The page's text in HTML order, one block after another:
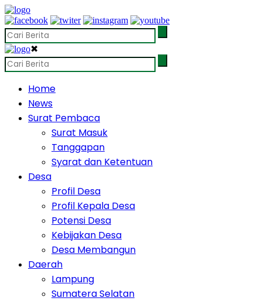
✖
Home
News
Surat Pembaca
Surat Masuk
Tanggapan
Syarat dan Ketentuan
Desa
Profil Desa
Profil Kepala Desa
Potensi Desa
Kebijakan Desa
Desa Membangun
Daerah
Lampung
Sumatera Selatan